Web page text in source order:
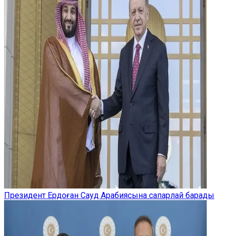
Президент Ердоған Сауд Арабиясына сапарлай барады